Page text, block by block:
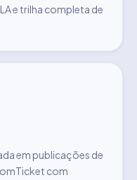
e trilha completa de
em publicações de
com